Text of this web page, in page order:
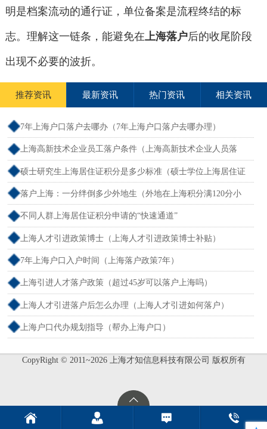
明是档案流动的通行证，单位备案是流程终结的标
志。理解这一链条，能避免在上海落户后的收尾阶段
出现不必要的波折。
推荐资讯 最新资讯 热门资讯 相关资讯
7年上海户口落户去哪办（7年上海户口落户去哪办理）
上海高新技术企业员工落户条件（上海高新技术企业人员落
户）
硕士研究生上海居住证积分是多少标准（硕士学位上海居住证
积分）
落户上海：一分绊倒多少外地生（外地在上海积分满120分小
孩可以考上海大学吗）
不同人群上海居住证积分申请的“快速通道”
上海人才引进政策博士（上海人才引进政策博士补贴）
7年上海户口入户时间（上海落户政策7年）
上海引进人才落户政策（超过45岁可以落户上海吗）
上海人才引进落户后怎么办理（上海人才引进如何落户）
上海户口代办规划指导（帮办上海户口）
CopyRight © 2011~2026 上海才知信息科技有限公司 版权所有